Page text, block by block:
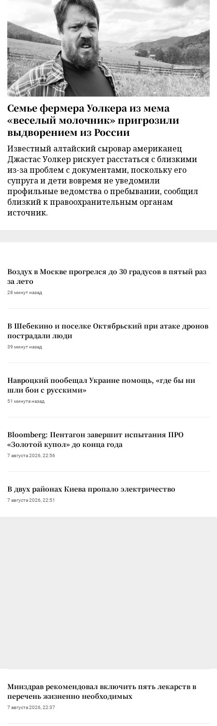
Семье фермера Уолкера из мема
«веселый молочник» пригрозили
выдворением из России
Известный алтайский сыровар американец
Джастас Уолкер рискует расстаться с близкими
из-за проблем с документами, поскольку его
супруга и дети вовремя не уведомили
профильные ведомства о пребывании, сообщил
близкий к правоохранительным органам
источник.
Воздух в Москве прогрелся до 30 градусов в пятый раз
за лето
28 минут назад
В Шебекино и поселке Октябрьский при атаке дронов
пострадали люди
39 минут назад
Навроцкий пообещал Украине помощь, «где бы ни
шли бои с русскими»
51 минута назад
Bloomberg: Пентагон завершит испытания ПРО
«Золотой купол» до конца года
7 августа 2026, 22:56
В двух районах Киева пропало электричество
7 августа 2026, 22:51
Минздрав рекомендовал включить пять лекарств в
перечень жизненно необходимых
7 августа 2026, 22:37